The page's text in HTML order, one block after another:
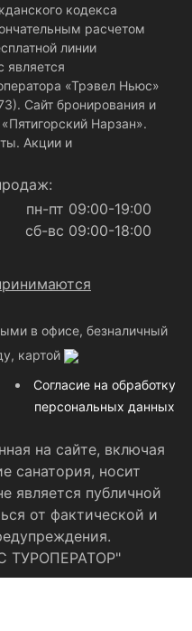
кодекса
расчетом
линии
«Трэвел Ньюс»
Сайт бронирования и
Нарзан».
Акции и
пн-пт 09:00-19:00
сб-вс 09:00-18:00
в офисе, безналичный
картой
Согласие на обработку
персональных данных
на сайте, включая
санатория, носит
является публичной
от фактической и
ТУРОПЕРАТОР"